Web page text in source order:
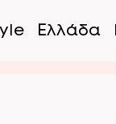
Ελλάδα